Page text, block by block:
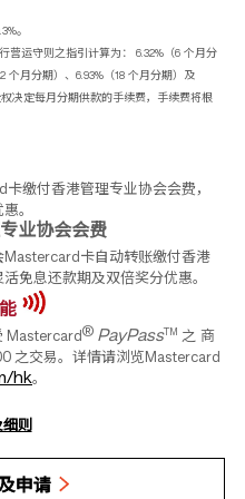
。
营运守则之指引计算为： 6.32%（6 个月分
个月分期）、6.93%（18 个月分期）及
决定每月分期供款的手续费，手续费将根
缴付香港管理专业协会会费，
。
业协会会费
卡自动转账缴付香港
免息还款期及双倍奖分优惠。
Mastercard® PayPassTM 之 商
之交易。详情请浏览Mastercard
hk。
则
申请